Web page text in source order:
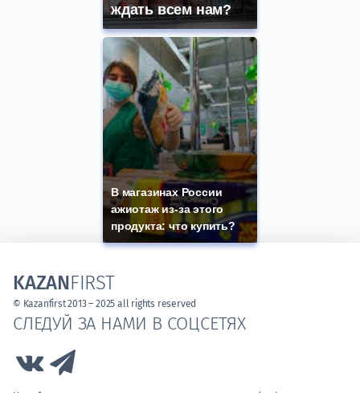
ждать всем нам?
В магазинах России
ажиотаж из-за этого
продукта: что купить?
СЛЕДУЙ ЗА НАМИ В СОЦСЕТЯХ
Link to Vk
KAZANFIRST
© Kazanfirst 2013 – 2025 all rights reserved